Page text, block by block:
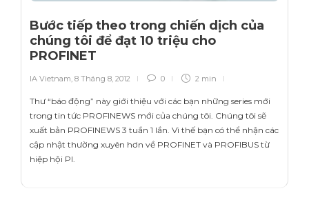
Bước tiếp theo trong chiến dịch của
chúng tôi để đạt 10 triệu cho
PROFINET
IA Vietnam, 8 Tháng 8, 2012 0 2 min
Thư “báo động” này giới thiệu với các bạn những series mới
trong tin tức PROFINEWS mới của chúng tôi. Chúng tôi sẽ
xuất bản PROFINEWS 3 tuần 1 lần. Vì thế bạn có thể nhận các
cập nhật thường xuyên hơn về PROFINET và PROFIBUS từ
hiệp hội PI.